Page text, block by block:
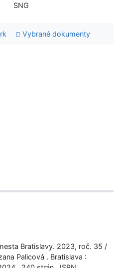
SNG
Vybrané dokumenty
Bratislavy. 2023, roč. 35 /
Palicová . Bratislava :